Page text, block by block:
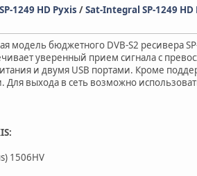
1249 HD Pyxis /Sat-Integral SP-1249 HD
модель бюджетного DVB-S2 ресивера
уверенный прием сигнала с
и двумя USB портами. Кроме
выхода в сеть возможно
1506HV